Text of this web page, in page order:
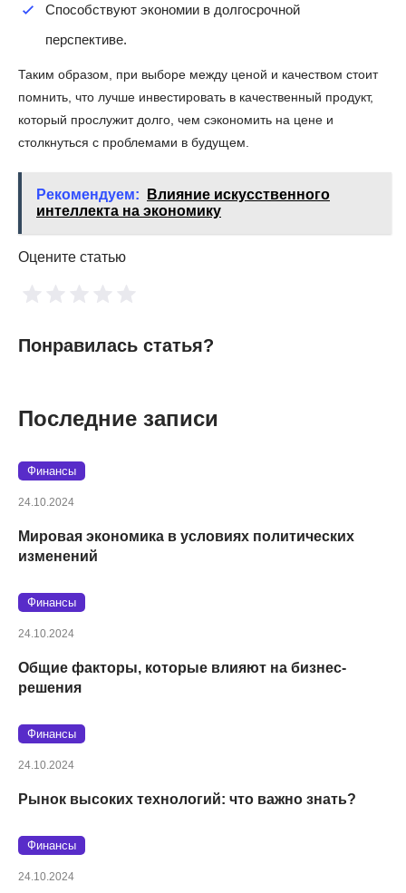
Способствуют экономии в долгосрочной
перспективе.
Таким образом, при выборе между ценой и качеством стоит
помнить, что лучше инвестировать в качественный продукт,
который прослужит долго, чем сэкономить на цене и
столкнуться с проблемами в будущем.
Рекомендуем:
Влияние искусственного
интеллекта на экономику
Оцените статью
Понравилась статья?
Последние записи
Финансы
24.10.2024
Мировая экономика в условиях политических
изменений
Финансы
24.10.2024
Общие факторы, которые влияют на бизнес-
решения
Финансы
24.10.2024
Рынок высоких технологий: что важно знать?
Финансы
24.10.2024